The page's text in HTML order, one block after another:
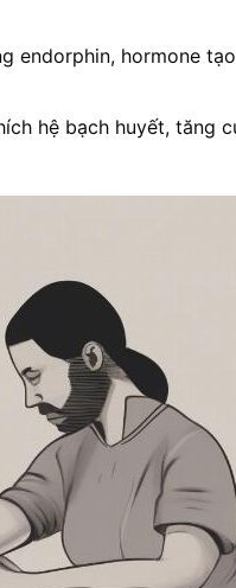
endorphin, hormone
hệ bạch huyết, tăng